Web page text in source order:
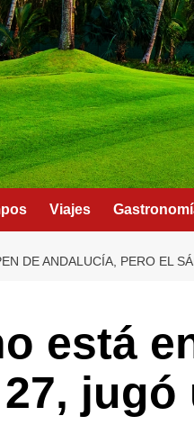
Viajes
DE ANDALUCÍA, PERO EL
está